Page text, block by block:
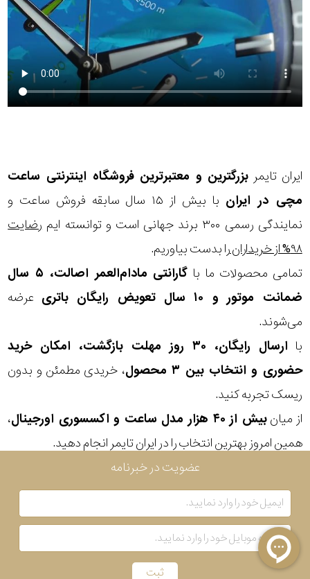
ایران تایمر بزرگترین و معتبرترین فروشگاه اینترنتی ساعت
مچی در ایران
با بیش از ۱۵ سال سابقه فروش ساعت و
نمایندگی رسمی ۳۰۰ برند جهانی است و توانسته ایم
رضایت
۹۸% از خریداران
را بدست بیاوریم.
تمامی محصولات ما با
گارانتی مادام‌العمر اصالت، ۵ سال
ضمانت موتور و ۱۰ سال تعویض رایگان باتری
عرضه
می‌شوند.
با
ارسال رایگان، ۳۰ روز مهلت بازگشت، امکان خرید
حضوری و انتخاب بین ۳ محصول
، خریدی مطمئن و بدون
ریسک تجربه کنید.
از میانبیش از ۴۰ هزار مدل ساعت و اکسسوری اورجینال
،
همین امروز بهترین انتخاب را در ایران تایمر انجام دهید.
عضویت در خبرنامه